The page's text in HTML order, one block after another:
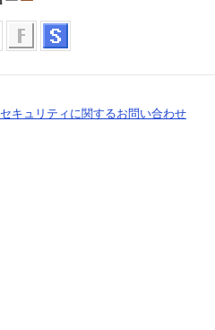
セキュリティに関するお問い合わせ